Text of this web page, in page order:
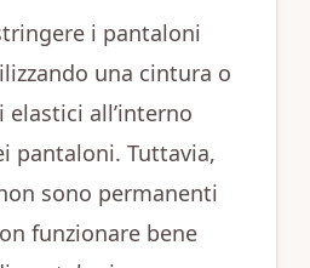
i pantaloni
una cintura o
all’interno
pantaloni. Tuttavia,
sono permanenti
funzionare bene